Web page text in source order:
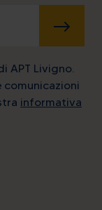
INVIA
APT Livigno.
comunicazioni
informativa